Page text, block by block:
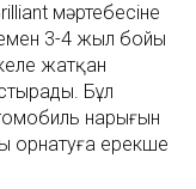
мәртебесіне
3-4 жыл бойы
жатқан
Бұл
нарығын
орнатуға ерекше